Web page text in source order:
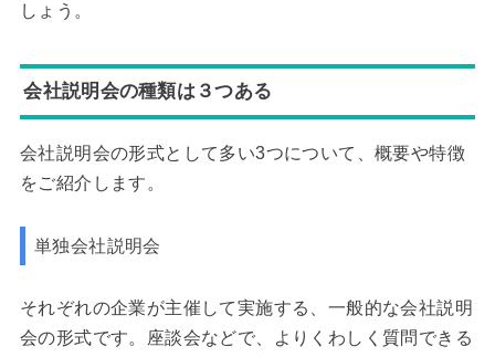
しょう。
会社説明会の種類は３つある
会社説明会の形式として多い3つについて、概要や特徴
をご紹介します。
単独会社説明会
それぞれの企業が主催して実施する、一般的な会社説明
会の形式です。座談会などで、よりくわしく質問できる